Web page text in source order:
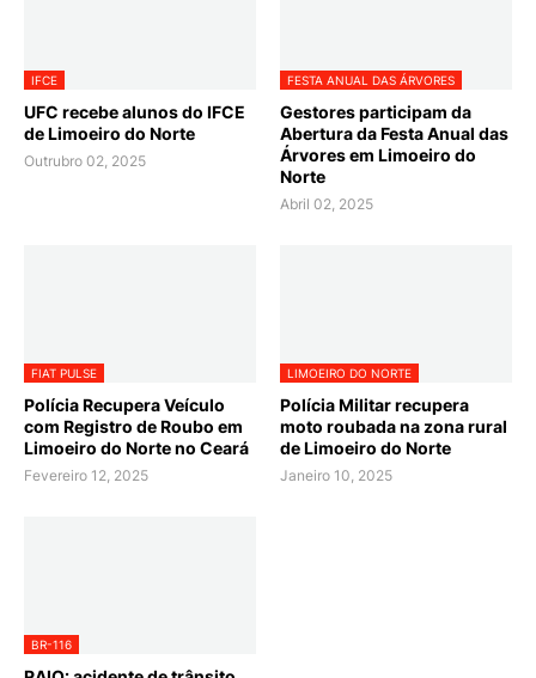
IFCE
UFC recebe alunos do IFCE
de Limoeiro do Norte
Outrubro 02, 2025
FESTA ANUAL DAS ÁRVORES
Gestores participam da
Abertura da Festa Anual das
Árvores em Limoeiro do
Norte
Abril 02, 2025
FIAT PULSE
Polícia Recupera Veículo
com Registro de Roubo em
Limoeiro do Norte no Ceará
Fevereiro 12, 2025
LIMOEIRO DO NORTE
Polícia Militar recupera
moto roubada na zona rural
de Limoeiro do Norte
Janeiro 10, 2025
BR-116